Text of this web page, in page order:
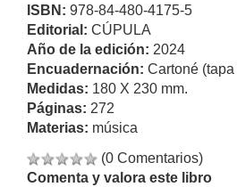
ISBN: 978-84-480-4175-5
Editorial: CÚPULA
Año de la edición: 2024
Encuadernación: Cartoné
Medidas: 180 X 230 mm.
Páginas: 272
Materias: música
(0 Comentarios)
Comenta y valora este libro